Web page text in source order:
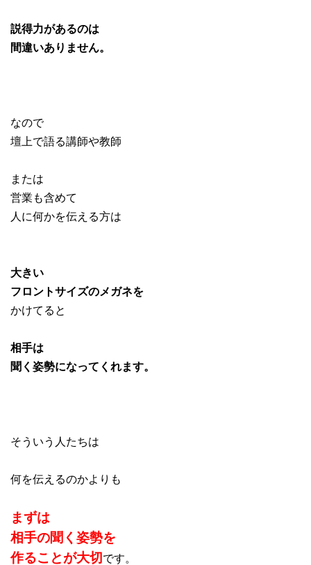
説得力があるのは
間違いありません。
なので
壇上で語る講師や教師
または
営業も含めて
人に何かを伝える方は
大きい
フロントサイズのメガネを
かけてると
相手は
聞く姿勢になってくれます。
そういう人たちは
何を伝えるのかよりも
まずは
相手の聞く姿勢を
作ることが大切です。